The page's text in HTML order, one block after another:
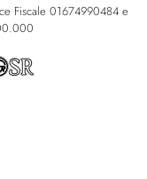
Fiscale 01674990484 e